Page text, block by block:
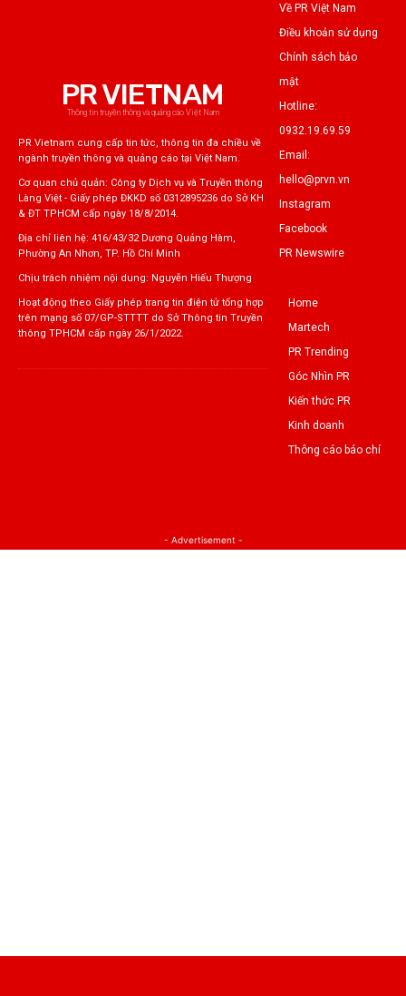
PR VIETNAM
Thông tin truyền thông và quảng cáo Việt Nam
PR Vietnam cung cấp tin tức, thông tin đa chiều về
ngành truyền thông và quảng cáo tại Việt Nam.
Cơ quan chủ quản: Công ty Dịch vụ và Truyền thông
Làng Việt - Giấy phép ĐKKD số 0312895236 do Sở KH
& ĐT TPHCM cấp ngày 18/8/2014.
Địa chỉ liên hệ: 416/43/32 Dương Quảng Hàm,
Phường An Nhơn, TP. Hồ Chí Minh
Chịu trách nhiệm nội dung: Nguyễn Hiếu Thượng
Hoạt động theo Giấy phép trang tin điện tử tổng hợp
trên mạng số 07/GP-STTTT do Sở Thông tin Truyền
thông TPHCM cấp ngày 26/1/2022.
Về PR Việt Nam
Điều khoản sử dụng
Chính sách bảo
mật
Hotline:
0932.19.69.59
Email:
hello@prvn.vn
Instagram
Facebook
PR Newswire
Home
Martech
PR Trending
Góc Nhìn PR
Kiến thức PR
Kinh doanh
Thông cáo báo chí
- Advertisement -